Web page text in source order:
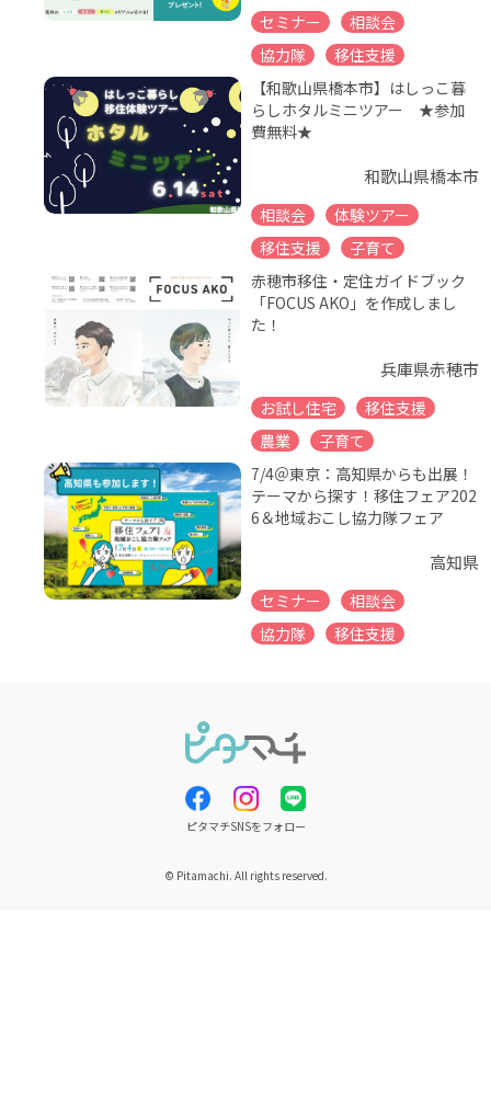
セミナー
相談会
協力隊
移住支援
【和歌山県橋本市】はしっこ暮
らしホタルミニツアー ★参加
費無料★
和歌山県橋本市
相談会
体験ツアー
移住支援
子育て
赤穂市移住・定住ガイドブック
「FOCUS AKO」を作成しまし
た！
兵庫県赤穂市
お試し住宅
移住支援
農業
子育て
7/4＠東京：高知県からも出展！
テーマから探す！移住フェア202
6＆地域おこし協力隊フェア
高知県
セミナー
相談会
協力隊
移住支援
ピタマチSNSをフォロー
© Pitamachi. All rights reserved.